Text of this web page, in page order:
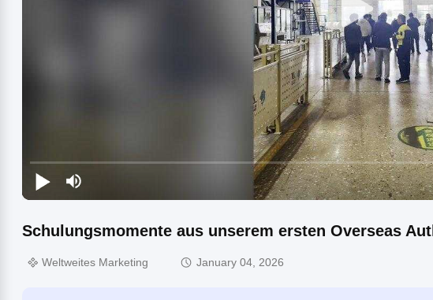
Schulungsmomente aus unserem ersten Overseas
Weltweites Marketing January 04, 2026